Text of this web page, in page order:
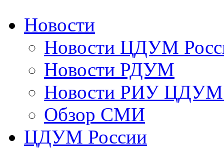
Новости
Новости ЦДУМ
Новости РДУМ
Новости РИУ ЦДУМ
Обзор СМИ
ЦДУМ России